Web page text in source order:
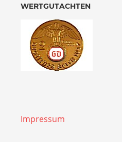
WERTGUTACHTEN
Impressum